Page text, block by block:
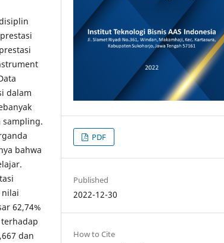
dalam
sampling.
bahwa
nilai
62,74%
dan
PDF
Published
2022-12-30
How to Cite